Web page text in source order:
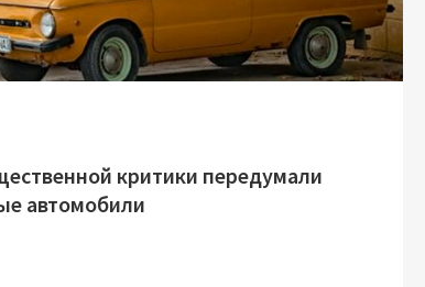
критики передумали
автомобили